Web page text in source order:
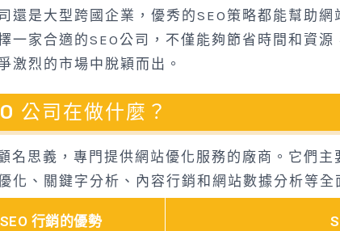
還是大型跨國企業，優秀的SEO策略都能幫助
一家合適的SEO公司，不僅能夠節省時間和資源
激烈的市場中脫穎而出。
公司在做什麼？
名思義，專門提供網站優化服務的廠商。它們
化、關鍵字分析、內容行銷和網站數據分析等全
SEO 行銷的優勢